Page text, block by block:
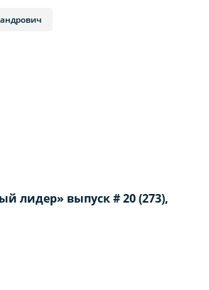
лидер» выпуск # 20 (273),